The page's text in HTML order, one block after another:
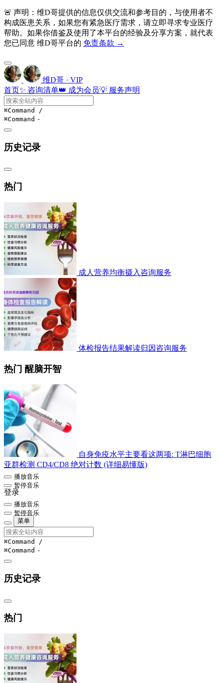
🚨 声明：维D哥提供的信息仅供交流和参考目的，与使用者不
构成医患关系，如果您有紧急医疗需求，请立即寻求专业医疗
帮助。如果你借鉴及使用了本平台的经验及分享方案，就代表
您已同意 维D哥平台的 免责条款 →
维D哥 · VIP
首页✨ 咨询清单👑 成为会员💡 服务声明
⌘Command /
⌘Command -
历史记录
热门
成人营养均衡摄入咨询服务
体检报告结果解读归因咨询服务
热门 醒脑开智
自身免疫水平主要看这两项: T淋巴细胞
亚群检测 CD4/CD8 绝对计数 (详细易懂版)
播放音乐
暂停音乐
登录
播放音乐
暂停音乐
菜单
⌘Command /
⌘Command -
历史记录
热门